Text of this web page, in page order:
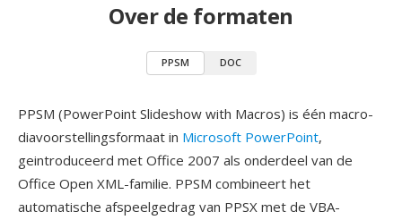
Over de formaten
PPSM DOC
PPSM (PowerPoint Slideshow with Macros) is één macro-
diavoorstellingsformaat in Microsoft PowerPoint,
geintroduceerd met Office 2007 als onderdeel van de
Office Open XML-familie. PPSM combineert het
automatische afspeelgedrag van PPSX met de VBA-